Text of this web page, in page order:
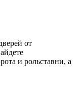
от
и рольставни, а